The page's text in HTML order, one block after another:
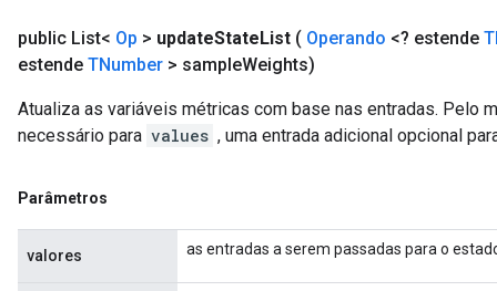
public List< Op > updateStateList ( Operando <? estende
estende TNumber > sampleWeights)
Atualiza as variáveis ​​métricas com base nas entradas. Pelo
necessário para values , uma entrada adicional opcional
Parâmetros
valores as entradas a serem passadas para o